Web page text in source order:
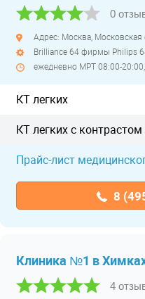
0
Brilliance 64 фирмы Philips
ежедневно МРТ 08:00-
КТ легких
КТ легких с контрастом
Прайс-лист
8
Клиника №1 в
4